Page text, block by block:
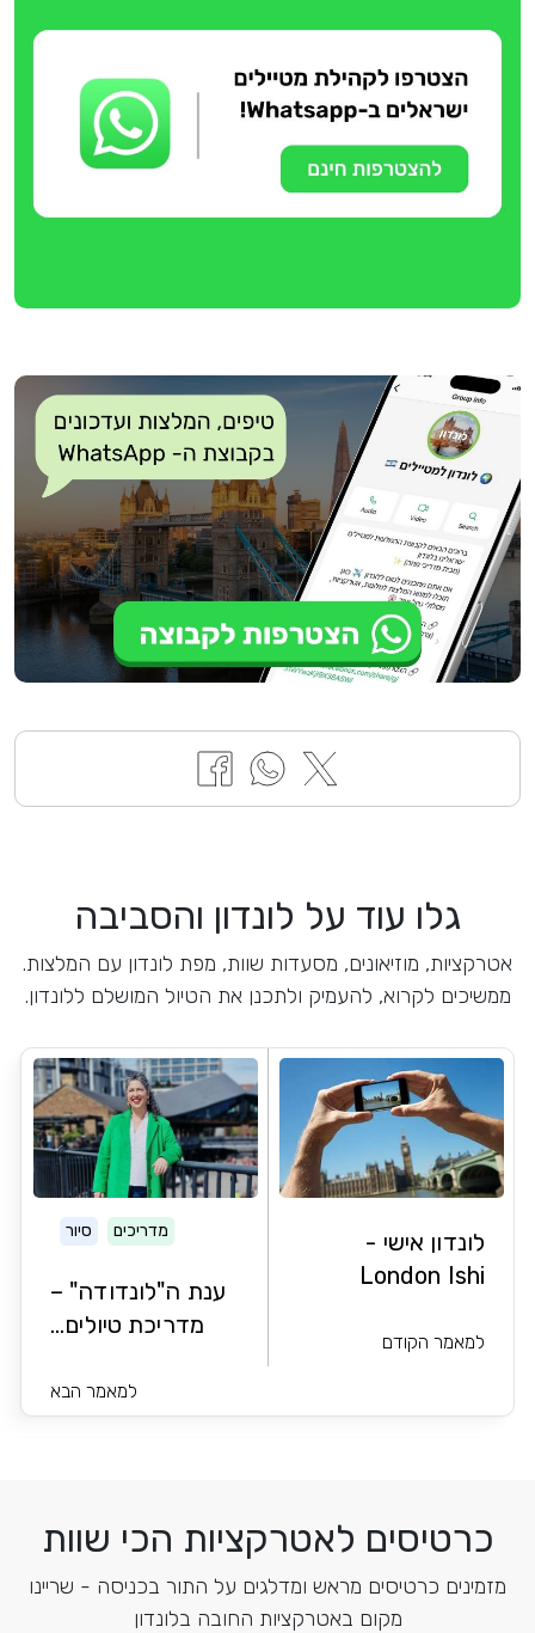
גלו עוד על לונדון והסביבה
אטרקציות, מוזיאונים, מסעדות שוות, מפת לונדון עם המלצות.
ממשיכים לקרוא, להעמיק ולתכנן את הטיול המושלם ללונדון.
לונדון אישי -
London Ishi
למאמר הקודם
מדריכים סיור
ענת ה"לונדודה" –
מדריכת טיולים...
למאמר הבא
כרטיסים לאטרקציות הכי שוות
מזמינים כרטיסים מראש ומדלגים על התור בכניסה - שריינו
מקום באטרקציות החובה בלונדון